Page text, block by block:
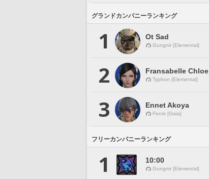
グランドカンパニーランキング
1 Ot Sad
Gungnir [Elemental]
2 Fransabelle Chloe
Typhon [Elemental]
3 Ennet Akoya
Fenrir [Gaia]
フリーカンパニーランキング
1 10:00
Gungnir [Elemental]